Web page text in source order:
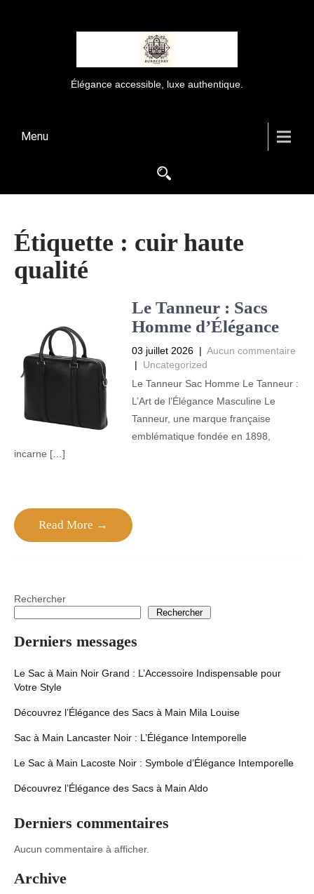
Élégance accessible, luxe authentique.
Menu
Étiquette : cuir haute
qualité
Le Tanneur : Sacs
Homme d’Élégance
03 juillet 2026 | Aucun commentaire
| Uncategorized
Le Tanneur Sac Homme Le Tanneur :
L’Art de l’Élégance Masculine Le
Tanneur, une marque française
emblématique fondée en 1898,
incarne […]
Read More →
Rechercher
Rechercher
Derniers messages
Le Sac à Main Noir Grand : L’Accessoire Indispensable pour
Votre Style
Découvrez l’Élégance des Sacs à Main Mila Louise
Sac à Main Lancaster Noir : L’Élégance Intemporelle
Le Sac à Main Lacoste Noir : Symbole d’Élégance Intemporelle
Découvrez l’Élégance des Sacs à Main Aldo
Derniers commentaires
Aucun commentaire à afficher.
Archive